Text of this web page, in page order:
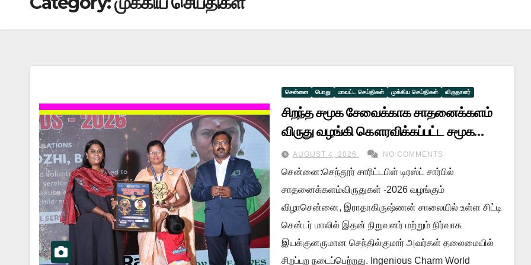
சென்னை பொது மாவட்ட செய்திகள் முக்கிய செய்திகள் விருதாளர்
சிறந்த சமூக சேவைக்காக சாதனைக்களம்
விருது வழங்கி கௌரவிக்கப்பட்ட சமூக
ஆர்வலர் சேலம் மணிமொழி!!
AUGUST 4, 2026 NO COMMENTS
சென்னை:செந்தூர் சாரிட்டபிள் டிரஸ்ட் சார்பில்
சாதனைக்களம்விருதுகள் -2026 வழங்கும்
விழாசென்னை, இராதாகிருஷ்ணன் சாலையில் உள்ள சிட்டி
சென்டர் மாலில் இதன் நிறுவனர் மற்றும் நிர்வாக
இயக்குனருமான செந்தில்குமார் அவர்கள் தலைமையில்
சிறப்புற நடைப்பெற்றது. Ingenious Charm World